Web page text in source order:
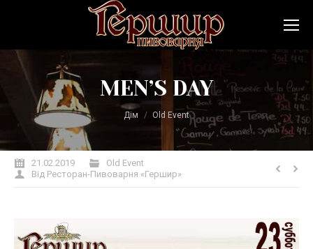
MEN’S DAY
Ви тут: Дім Old Event
21.02.2019
Old Event
Від Ресторан-Пивоварня «Гершир»